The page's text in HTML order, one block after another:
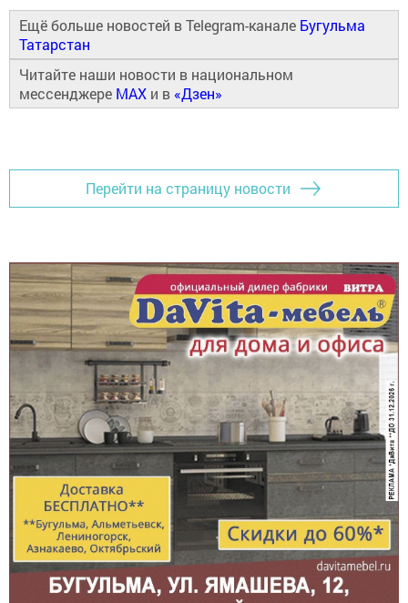
Ещё больше новостей в Telegram-канале Бугульма
Татарстан
Читайте наши новости в национальном
мессенджере MAX и в «Дзен»
Перейти на страницу новости